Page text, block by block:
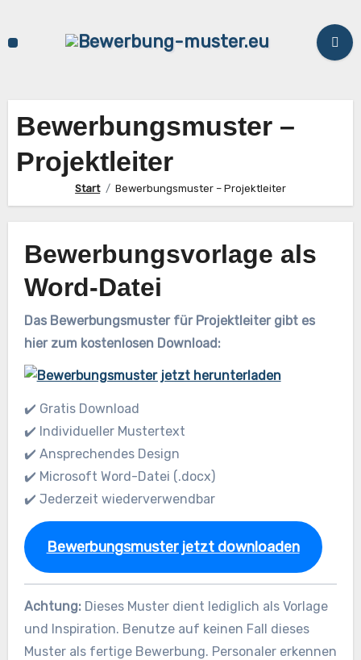
Bewerbungsmuster –
Projektleiter
Start Bewerbungsmuster – Projektleiter
Bewerbungsvorlage als
Word-Datei
Das Bewerbungsmuster für Projektleiter gibt es
hier zum kostenlosen Download:
✔️ Gratis Download
✔️ Individueller Mustertext
✔️ Ansprechendes Design
✔️ Microsoft Word-Datei (.docx)
✔️ Jederzeit wiederverwendbar
Bewerbungsmuster jetzt downloaden
Achtung:Dieses Muster dient lediglich als Vorlage
und Inspiration. Benutze auf keinen Fall dieses
Muster als fertige Bewerbung. Personaler erkennen